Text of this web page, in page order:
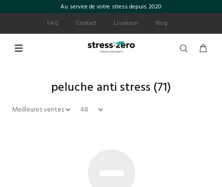
Au service de votre stress depuis 2020
FAQ
Contact Livraison Blog
peluche anti stress (71)